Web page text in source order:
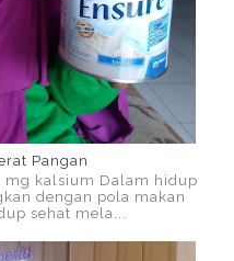
Pangan
mg kalsium Dalam hidup
dengan pola makan
sehat mela...